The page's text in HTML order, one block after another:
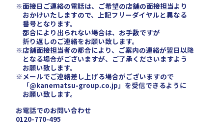
※面接日ご連絡の電話は、ご希望の店舗の面接担当より
おかけいたしますので、上記フリーダイヤルと異なる
番号となります。
都合により出られない場合は、お手数ですが
折り返しのご連絡をお願い致します。
※店舗面接担当者の都合により、ご案内の連絡が翌日以降
となる場合がございますが、ご了承くださいますよう
お願い致します。
※メールでご連絡差し上げる場合がございますので
「@kanematsu-group.co.jp」を受信できるように
お願い致します。
お電話でのお問い合わせ
0120-770-495